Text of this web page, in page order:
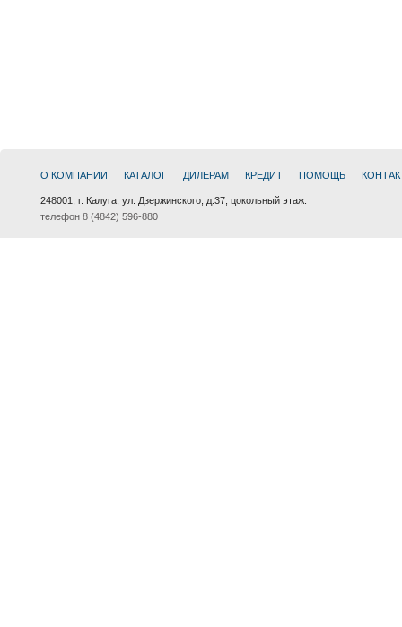
О КОМПАНИИ КАТАЛОГ ДИЛЕРАМ КРЕДИТ ПОМОЩЬ
248001, г. Калуга, ул. Дзержинского, д.37, цокольный этаж.
телефон 8 (4842) 596-880